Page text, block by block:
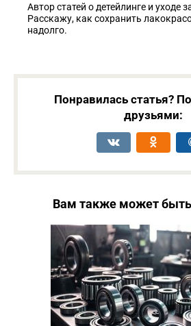
Автор статей о детейлинге и уходе
Расскажу, как сохранить
надолго.
Понравилась статья?
друзьями:
Вам также может быть